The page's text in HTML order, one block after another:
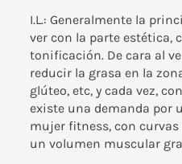
I.L.: Generalmente la
ver con la parte estética,
tonificación. De cara al
reducir la grasa en la
glúteo, etc, y cada vez,
existe una demanda por
mujer fitness, con
un volumen muscular